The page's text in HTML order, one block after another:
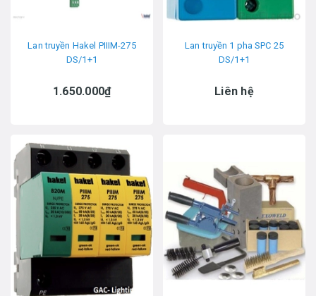
Lan truyền Hakel PIIIM-275
DS/1+1
1.650.000₫
Lan truyền 1 pha SPC 25
DS/1+1
Liên hệ